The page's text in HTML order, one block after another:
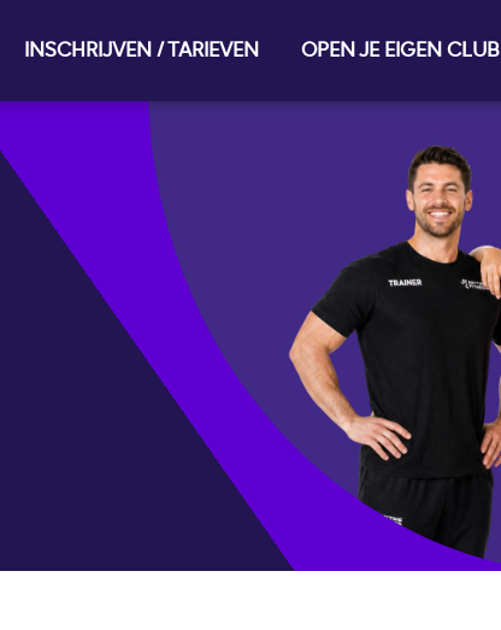
INSCHRIJVEN / TARIEVEN OPEN JE EIGEN CLUB